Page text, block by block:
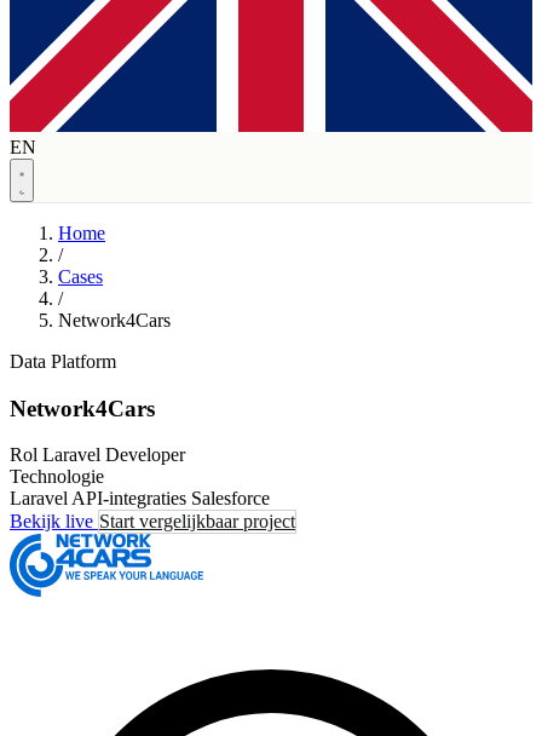
EN
Home
/
Cases
/
Network4Cars
Data Platform
Network4Cars
Rol Laravel Developer
Technologie
LaravelAPI-integraties Salesforce
Bekijk live Start vergelijkbaar project